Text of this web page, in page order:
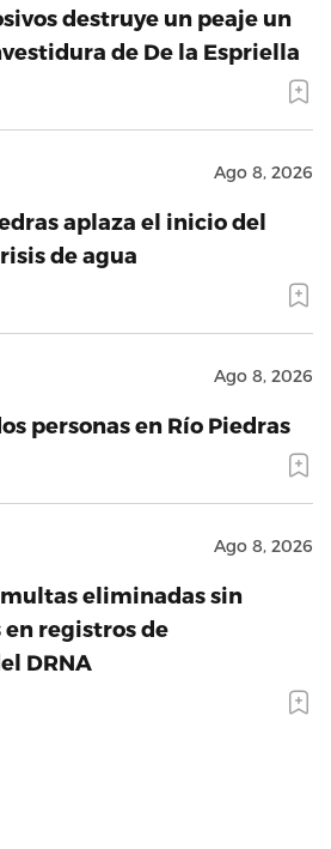
destruye un peaje un
de De la Espriella
Ago 8, 2026
aplaza el inicio del
de agua
Ago 8, 2026
personas en Río Piedras
Ago 8, 2026
eliminadas sin
registros de
DRNA